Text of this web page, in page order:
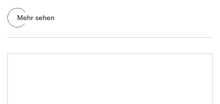
Lautsprechern/Headsets
Mehr sehen